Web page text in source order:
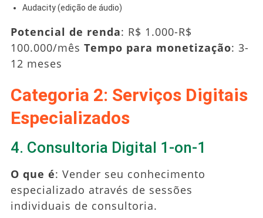
Audacity (edição de áudio)
Potencial de renda: R$ 1.000-R$
100.000/mês Tempo para monetização: 3-
12 meses
Categoria 2: Serviços Digitais
Especializados
4. Consultoria Digital 1-on-1
O que é: Vender seu conhecimento
especializado através de sessões
individuais de consultoria.